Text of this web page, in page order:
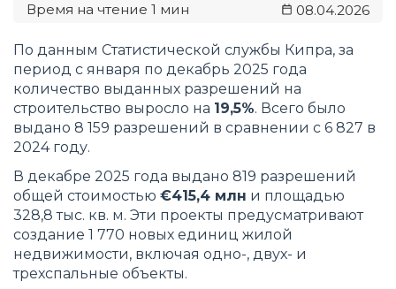
08.04.2026
По данным Статистической службы Кипра, за
период с января по декабрь 2025 года
количество выданных разрешений на
строительство выросло на 19,5%. Всего было
выдано 8 159 разрешений в сравнении с 6 827 в
2024 году.
В декабре 2025 года выдано 819 разрешений
общей стоимостью €415,4 млн и площадью
328,8 тыс. кв. м. Эти проекты предусматривают
создание 1 770 новых единиц жилой
недвижимости, включая одно-, двух- и
трехспальные объекты.